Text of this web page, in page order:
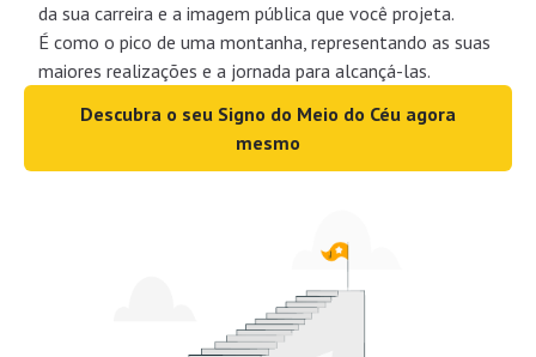
da sua carreira e a imagem pública que você projeta.
É como o pico de uma montanha, representando as suas
maiores realizações e a jornada para alcançá-las.
Descubra o seu Signo do Meio do Céu agora
mesmo